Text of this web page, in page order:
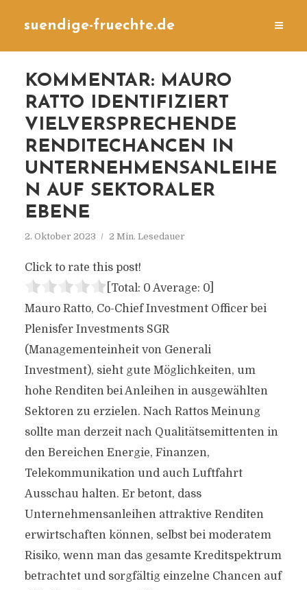
suendige-fruechte.de
KOMMENTAR: MAURO
RATTO IDENTIFIZIERT
VIELVERSPRECHENDE
RENDITECHANCEN IN
UNTERNEHMENSANLEIHE
N AUF SEKTORALER
EBENE
2. Oktober 2023 2 Min. Lesedauer
Click to rate this post!
[Total: 0 Average: 0]
Mauro Ratto, Co-Chief Investment Officer bei
Plenisfer Investments SGR
(Managementeinheit von Generali
Investment), sieht gute Möglichkeiten, um
hohe Renditen bei Anleihen in ausgewählten
Sektoren zu erzielen. Nach Rattos Meinung
sollte man derzeit nach Qualitätsemittenten in
den Bereichen Energie, Finanzen,
Telekommunikation und auch Luftfahrt
Ausschau halten. Er betont, dass
Unternehmensanleihen attraktive Renditen
erwirtschaften können, selbst bei moderatem
Risiko, wenn man das gesamte Kreditspektrum
betrachtet und sorgfältig einzelne Chancen auf